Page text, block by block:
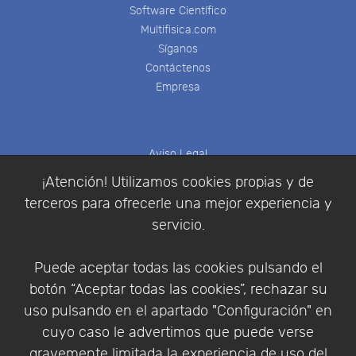
¡Atención! Utilizamos cookies propias y de
terceros para ofrecerle una mejor experiencia y
servicio.
Puede aceptar todas las cookies pulsando el
botón “Aceptar todas las cookies”, rechazar su
uso pulsando en el apartado "Configuración" en
cuyo caso le advertimos que puede verse
Software Científico
Multifisica.com
Síganos
Contáctenos
Empresa
Aviso Legal
Condiciones de compra
Identificarse
Empresa|Aviso Legal| Política de Privacidad |